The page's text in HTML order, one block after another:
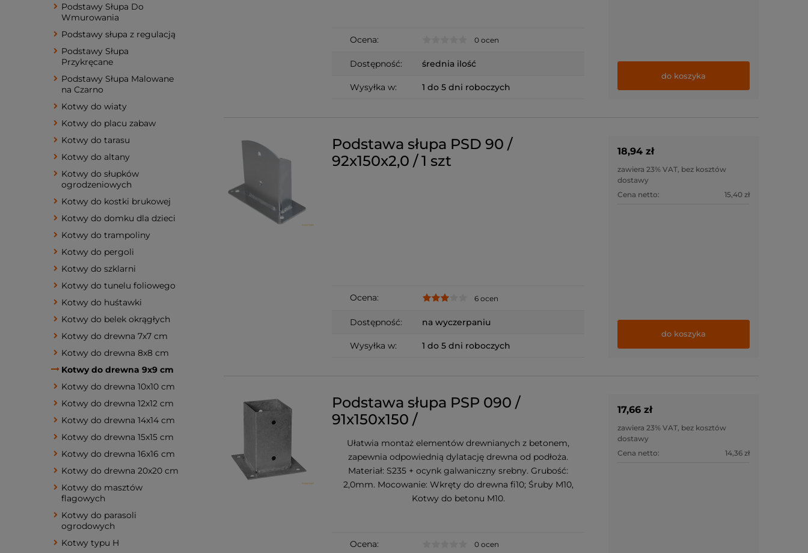
Podstawy Słupa Do
Wmurowania
Podstawy słupa z regulacją
Podstawy Słupa
Przykręcane
Podstawy Słupa Malowane
na Czarno
Kotwy do wiaty
Kotwy do placu zabaw
Kotwy do tarasu
Kotwy do altany
Kotwy do słupków
ogrodzeniowych
Kotwy do kostki brukowej
Kotwy do domku dla dzieci
Kotwy do trampoliny
Kotwy do pergoli
Kotwy do szklarni
Kotwy do tunelu foliowego
Kotwy do huśtawki
Kotwy do belek okrągłych
Kotwy do drewna 7x7 cm
Kotwy do drewna 8x8 cm
Kotwy do drewna 9x9 cm
Kotwy do drewna 10x10 cm
Kotwy do drewna 12x12 cm
Kotwy do drewna 14x14 cm
Kotwy do drewna 15x15 cm
Kotwy do drewna 16x16 cm
Kotwy do drewna 20x20 cm
Kotwy do masztów
flagowych
Kotwy do parasoli
ogrodowych
Kotwy typu H
Ocena: 0 ocen
Dostępność: średnia ilość
Wysyłka w: 1 do 5 dni roboczych
do koszyka
Podstawa słupa PSD 90 /
92x150x2,0 / 1 szt
Ocena: 6 ocen
Dostępność: na wyczerpaniu
Wysyłka w: 1 do 5 dni roboczych
18,94 zł
zawiera 23% VAT, bez kosztów
dostawy
Cena netto:
15,40 zł
do koszyka
Podstawa słupa PSP 090 /
91x150x150 /
Ułatwia montaż elementów drewnianych z betonem,
zapewnia odpowiednią dylatację drewna od podłoża.
Materiał: S235 + ocynk galwaniczny srebny. Grubość:
2,0mm. Mocowanie: Wkręty do drewna fi10; Śruby M10,
Kotwy do betonu M10.
Ocena: 0 ocen
17,66 zł
zawiera 23% VAT, bez kosztów
dostawy
Cena netto:
14,36 zł